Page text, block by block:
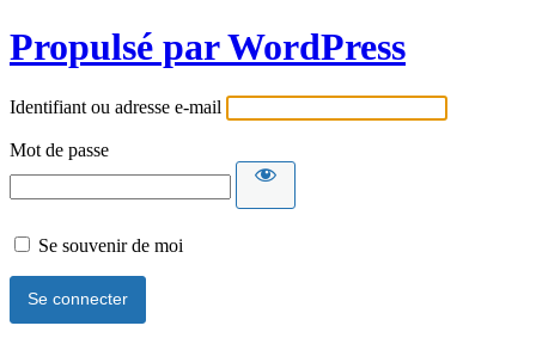
Propulsé par WordPress
Identifiant ou adresse e-mail
Mot de passe
Se souvenir de moi